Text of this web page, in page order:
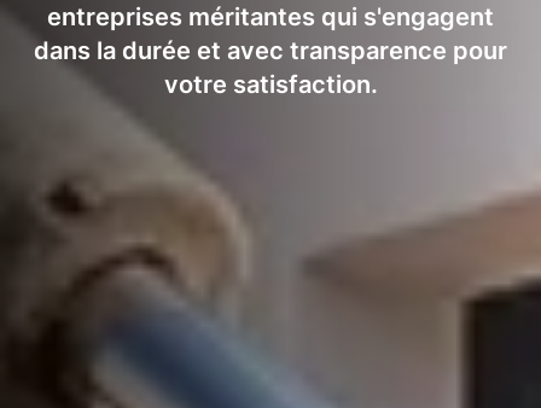
entreprises méritantes qui s'engagent
dans la durée et avec transparence pour
votre satisfaction.